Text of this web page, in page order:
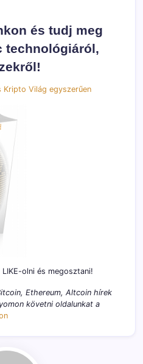
és tudj meg
technológiáról,
Kripto Világ egyszerűen
olni és megosztani!
Ethereum, Altcoin hírek
követni oldalunkat a